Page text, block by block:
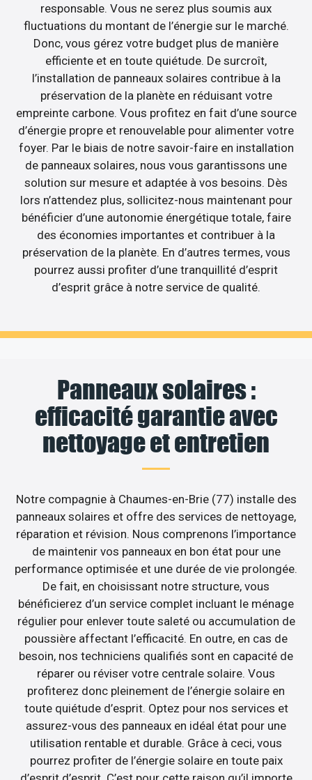
responsable. Vous ne serez plus soumis aux
fluctuations du montant de l’énergie sur le marché.
Donc, vous gérez votre budget plus de manière
efficiente et en toute quiétude. De surcroît,
l’installation de panneaux solaires contribue à la
préservation de la planète en réduisant votre
empreinte carbone. Vous profitez en fait d’une source
d’énergie propre et renouvelable pour alimenter votre
foyer. Par le biais de notre savoir-faire en installation
de panneaux solaires, nous vous garantissons une
solution sur mesure et adaptée à vos besoins. Dès
lors n’attendez plus, sollicitez-nous maintenant pour
bénéficier d’une autonomie énergétique totale, faire
des économies importantes et contribuer à la
préservation de la planète. En d’autres termes, vous
pourrez aussi profiter d’une tranquillité d’esprit
d’esprit grâce à notre service de qualité.
Panneaux solaires :
efficacité garantie avec
nettoyage et entretien
Notre compagnie à Chaumes-en-Brie (77) installe des
panneaux solaires et offre des services de nettoyage,
réparation et révision. Nous comprenons l’importance
de maintenir vos panneaux en bon état pour une
performance optimisée et une durée de vie prolongée.
De fait, en choisissant notre structure, vous
bénéficierez d’un service complet incluant le ménage
régulier pour enlever toute saleté ou accumulation de
poussière affectant l’efficacité. En outre, en cas de
besoin, nos techniciens qualifiés sont en capacité de
réparer ou réviser votre centrale solaire. Vous
profiterez donc pleinement de l’énergie solaire en
toute quiétude d’esprit. Optez pour nos services et
assurez-vous des panneaux en idéal état pour une
utilisation rentable et durable. Grâce à ceci, vous
pourrez profiter de l’énergie solaire en toute paix